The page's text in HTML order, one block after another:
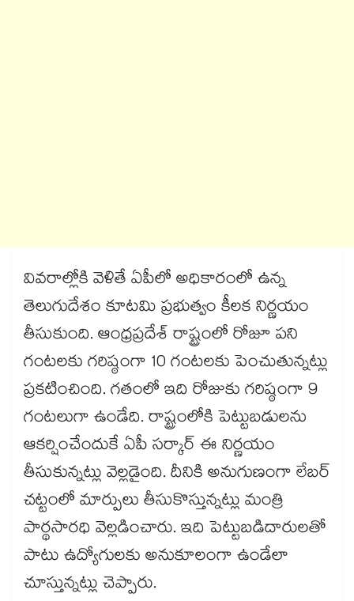
వివరాల్లోకి వెళితే ఏపీలో అధికారంలో ఉన్న
తెలుగుదేశం కూటమి ప్రభుత్వం కీలక నిర్ణయం
తీసుకుంది. ఆంధ్రప్రదేశ్ రాష్ట్రంలో రోజూ పని
గంటలకు గరిష్ఠంగా 10 గంటలకు పెంచుతున్నట్లు
ప్రకటించింది. గతంలో ఇది రోజుకు గరిష్ఠంగా 9
గంటలుగా ఉండేది. రాష్ట్రంలోకి పెట్టుబడులను
ఆకర్షించేందుకే ఏపీ సర్కార్ ఈ నిర్ణయం
తీసుకున్నట్లు వెల్లడైంది. దీనికి అనుగుణంగా లేబర్
చట్టంలో మార్పులు తీసుకొస్తున్నట్లు మంత్రి
పార్థసారధి వెల్లడించారు. ఇది పెట్టుబడిదారులతో
పాటు ఉద్యోగులకు అనుకూలంగా ఉండేలా
చూస్తున్నట్లు చెప్పారు.